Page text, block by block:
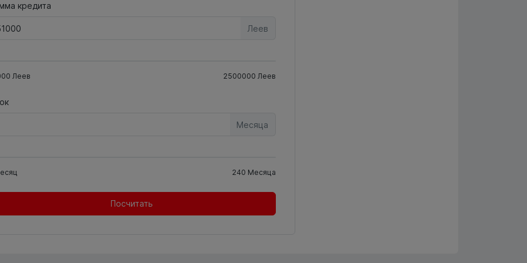
кредита
Леев
Леев 2500000 Леев
Месяца
240 Месяца
Посчитать